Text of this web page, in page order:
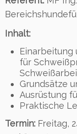
Inhalt:
Einarbeitung
für
Grundsätze
Ausrüstung
Praktische
Termin: Freitag,